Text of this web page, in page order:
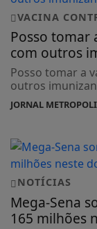
VACINA
Posso tomar
com outros
Posso tomar a
outros
JORNAL
NOTÍCIAS
Mega-Sena
165 milhões